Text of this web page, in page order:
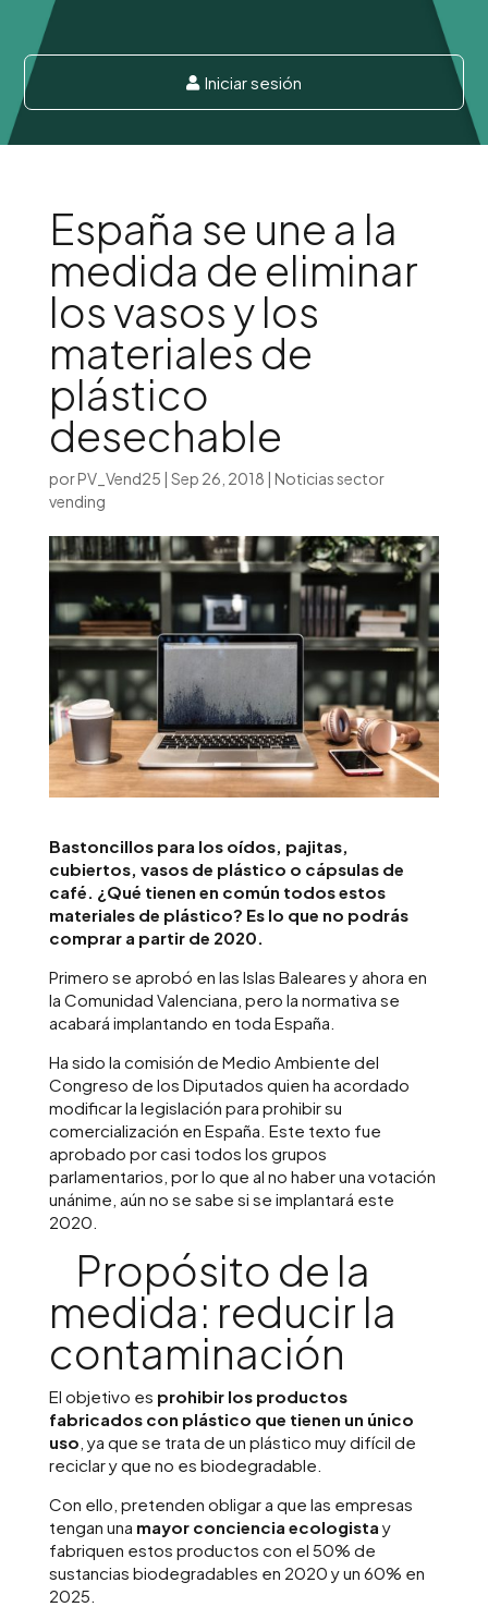
 Iniciar sesión
España se une a la
medida de eliminar
los vasos y los
materiales de
plástico
desechable
porPV_Vend25 | Sep 26, 2018 | Noticias sector
vending
Bastoncillos para los oídos, pajitas,
cubiertos, vasos de plástico o cápsulas de
café. ¿Qué tienen en común todos estos
materiales de plástico? Es lo que no podrás
comprar a partir de 2020.
Primero se aprobó en las Islas Baleares y ahora en
la Comunidad Valenciana, pero la normativa se
acabará implantando en toda España.
Ha sido la comisión de Medio Ambiente del
Congreso de los Diputados quien ha acordado
modificar la legislación para prohibir su
comercialización en España. Este texto fue
aprobado por casi todos los grupos
parlamentarios, por lo que al no haber una votación
unánime, aún no se sabe si se implantará este
2020.
Propósito de la
medida: reducir la
contaminación
El objetivo es prohibir los productos
fabricados con plástico que tienen un único
uso , ya que se trata de un plástico muy difícil de
reciclar y que no es biodegradable.
Con ello, pretenden obligar a que las empresas
tengan una mayor conciencia ecologista y
fabriquen estos productos con el 50% de
sustancias biodegradables en 2020 y un 60% en
2025.